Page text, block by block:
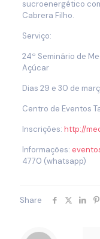
sucroenergético
Cabrera Filho.
Serviço:
24º Seminário de
Açúcar
Dias 29 e 30 de
Centro de Eventos
Inscrições: http://
Informações:
4770 (whatsapp)
Share